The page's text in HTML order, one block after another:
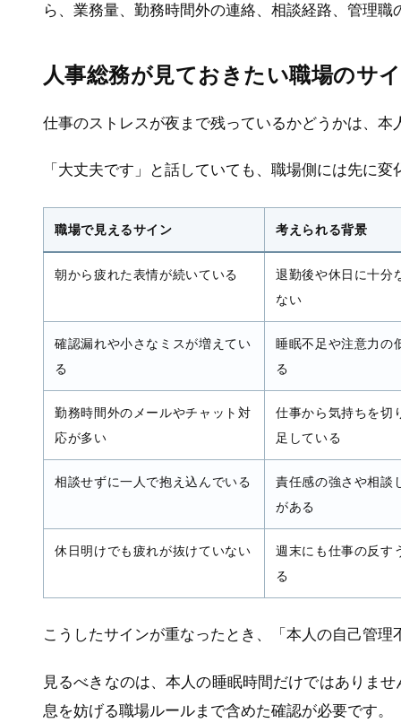
ら、業務量、勤務時間外の連絡、相談経路、管理
人事総務が見ておきたい職場のサ
仕事のストレスが夜まで残っているかどうかは、
「大丈夫です」と話していても、職場側には先に
職場で見えるサイン 考えられる背景
朝から疲れた表情が続いている
退勤後や休日に十分
ない
確認漏れや小さなミスが増えてい
る
睡眠不足や注意力の
る
勤務時間外のメールやチャット対
応が多い
仕事から気持ちを切
足している
相談せずに一人で抱え込んでいる
責任感の強さや相談
がある
休日明けでも疲れが抜けていない
週末にも仕事の反す
る
こうしたサインが重なったとき、「本人の自己管
見るべきなのは、本人の睡眠時間だけではありま
息を妨げる職場ルールまで含めた確認が必要です。